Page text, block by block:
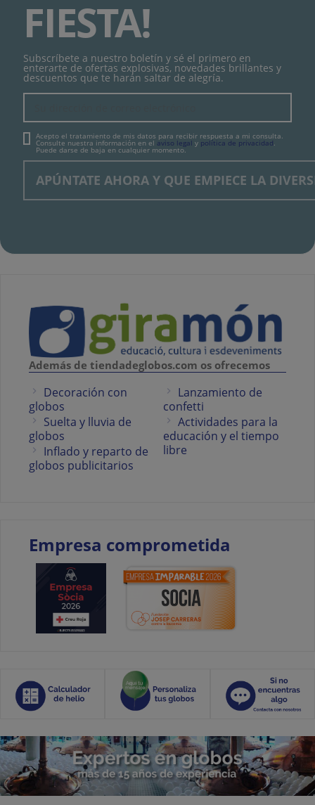
FIESTA!
Subscríbete a nuestro boletín y sé el primero en
enterarte de ofertas explosivas, novedades brillantes y
descuentos que te harán saltar de alegría.
Acepto el tratamiento de mis datos para recibir respuesta a mi consulta.
Consulte nuestra información en el aviso legal y política de privacidad.
Puede darse de baja en cualquier momento.
Además de tiendadeglobos.com os ofrecemos
Decoración con
globos
Suelta y lluvia de
globos
Inflado y reparto de
globos publicitarios
Lanzamiento de
confetti
Actividades para la
educación y el tiempo
libre
Empresa comprometida